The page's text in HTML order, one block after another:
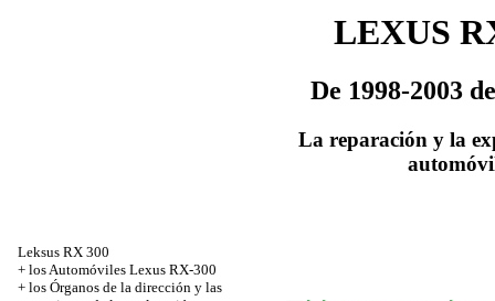
LEXUS
De 1998-2003
La reparación y la
Leksus RX 300
+ los Automóviles Lexus RX-300
+ los Órganos de la dirección y las